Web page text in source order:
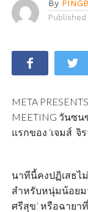
By
Published
META
MEETING วันซ
แรกของ ‘เจมส์  จิ
นาทีนี้คงปฏิเสธไ
สำหรับหนุ่มน้อยมา
ศรีสุข’ หรือฉายา